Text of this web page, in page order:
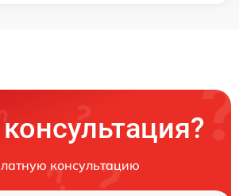
консультацию